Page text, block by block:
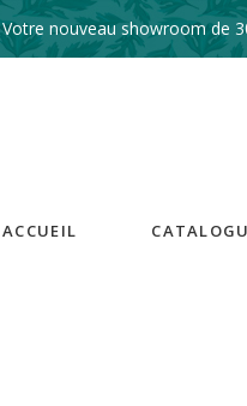
Votre nouveau showroom de
ACCUEIL